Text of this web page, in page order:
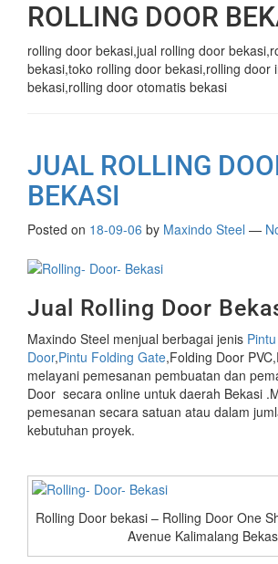
ROLLING DOOR
rolling door bekasi,jual rolling door
bekasi,toko rolling door bekasi,rolling door
bekasi,rolling door otomatis bekasi
JUAL ROLLING
BEKASI
Posted on 18-09-06 by Maxindo Steel —
Jual Rolling Door
Maxindo Steel menjual berbagai jenis
Door,Pintu Folding Gate,Folding Door
melayani pemesanan pembuatan dan
Door secara online untuk daerah Bekasi
pemesanan secara satuan atau dalam
kebutuhan proyek.
Rolling Door bekasi – Rolling Door One
Avenue Kalimalang